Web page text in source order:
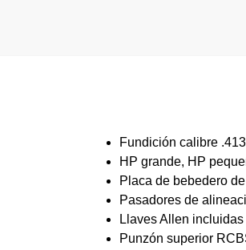
Fundición calibre
HP grande, HP
Placa de bebedero
Pasadores de
Llaves Allen incluidas
Punzón superior